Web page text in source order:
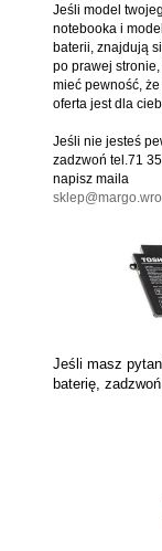
Jeśli model
notebooka i
baterii, znajdują
po prawej
mieć pewność,
oferta jest dla
Jeśli nie jesteś
zadzwoń tel.71
napisz maila
Jeśli masz
baterię, zadzwoń